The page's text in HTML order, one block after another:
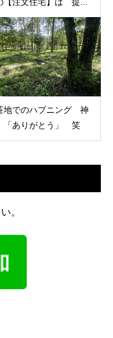
【注文住宅】は 提...
地でのハプニング 神
ありがとう」 笑
。